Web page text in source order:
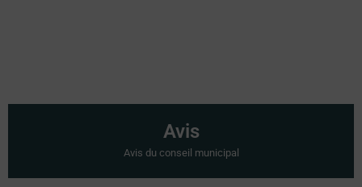
Avis
Avis du conseil municipal